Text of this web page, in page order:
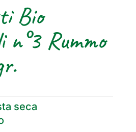
Bio
Rummo
seca